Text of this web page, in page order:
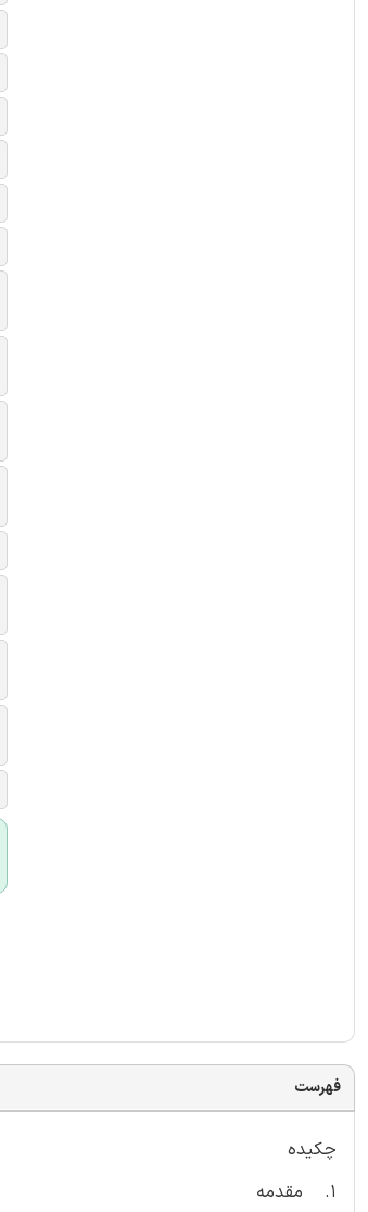
فهرست
چکیده
1. مقدمه